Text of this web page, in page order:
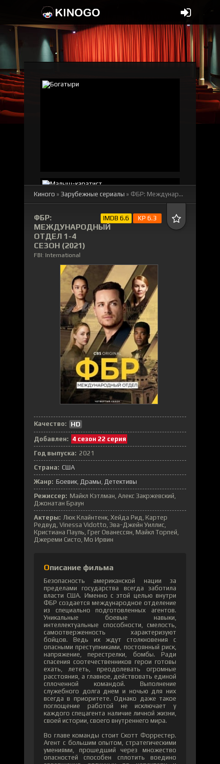
Киного » Зарубежные сериалы » ФБР: Международный отдел 1-4 сезон
ФБР:
МЕЖДУНАРОДНЫЙ
ОТДЕЛ 1-4
СЕЗОН (2021)
FBI: International
IMDB 6.6 KP 6.3
Качество:
HD
Добавлен: 4 сезон 22 серия
Год выпуска: 2021
Страна: США
Жанр: Боевик Драмы Детективы
Режиссер: Майкл Кэтлман, Алекс Закржевский,
Джонатан Браун
Актеры: Люк Клайнтенк, Хейда Рид, Картер
Редвуд, Vinessa Vidotto, Эва-Джейн Уиллис,
Кристиана Пауль, Грег Ованессян, Майкл Торпей,
Джереми Систо, Мо Ирвин
Описание фильма
Безопасность американской нации за
пределами государства всегда заботила
власти США. Именно с этой целью внутри
ФБР создается международное отделение
из специально подготовленных агентов.
Уникальные боевые навыки,
интеллектуальные способности, смелость,
самоотверженность характеризуют
бойцов. Ведь их ждут столкновения с
опасными преступниками, постоянный риск,
напряжение, перестрелки, бомбы. Ради
спасения соотечественников герои готовы
ехать, лететь, преодолевать огромные
расстояния, а главное, действовать единой
сплоченной командой. Выполнение
служебного долга днем и ночью для них
всегда в приоритете. Однако даже такое
поглощение работой не исключает у
каждого спецагента наличие личной жизни,
своей истории, своего внутреннего мира.
Во главе команды стоит Скотт Форрестер.
Агент с большим опытом, стратегическими
умениями, прошедший через множество
опасностей способен сплотить воедино